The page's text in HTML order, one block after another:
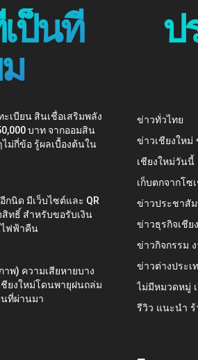
ป็นที่
ะเบียน สินเชื่อเสริมพลัง
บาท จากออมสิน
ไม่กี่ข้อ รู้ผลเบื้องต้นใน
กนิด มีเว็บไซต์และ QR
ทธิ์ สำหรับขอรับเงิน
ฟฟ้าคืน
าพ) ความเสียหายบาง
ชียงใหม่โดนพายุฝนถล่ม
นที่ผ่านมา
ป
ข่าวทั่วไทย
ข่าวเชียงให
เชียงใหม่วันนี้
เก็บตกจากโซ
ข่าวประชาสั
ข่าวธุรกิจเชีย
ข่าวกิจกรรม
ข่าวต่างประเ
ไม่มีหมวดหมู่
รีวิว แนะนำ ร้